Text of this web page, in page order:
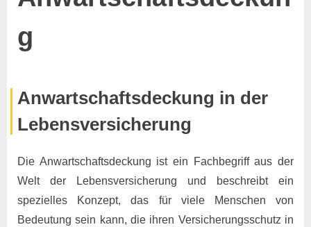
g
Posted
on
8.
November
2024
By
Marco
Keine
Kommentare zu
Anwartschaftsdeckung
Anwartschaftsdeckung in der
Lebensversicherung
Die Anwartschaftsdeckung ist ein Fachbegriff aus der
Welt der Lebensversicherung und beschreibt ein
spezielles Konzept, das für viele Menschen von
Bedeutung sein kann, die ihren Versicherungsschutz in